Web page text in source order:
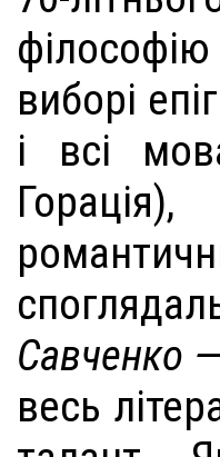
філософію
виборі
і всі
Савченко
весь